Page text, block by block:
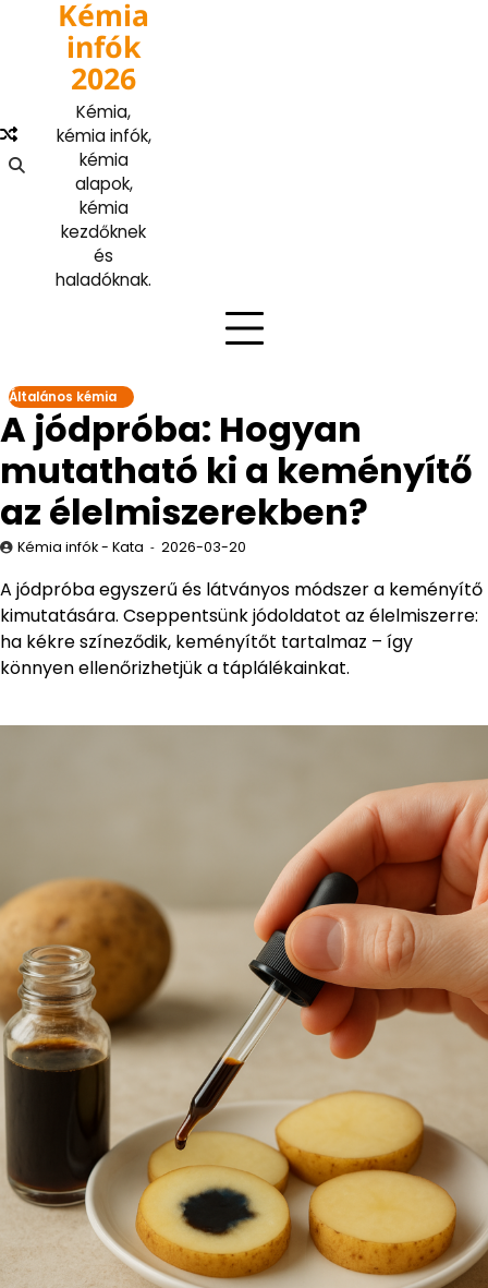
Kémia
infók
2026
Kémia,
kémia infók,
kémia
alapok,
kémia
kezdőknek
és
haladóknak.
Általános kémia
A jódpróba: Hogyan
mutatható ki a keményítő
az élelmiszerekben?
Kémia infók - Kata 2026-03-20
A jódpróba egyszerű és látványos módszer a keményítő
kimutatására. Cseppentsünk jódoldatot az élelmiszerre:
ha kékre színeződik, keményítőt tartalmaz – így
könnyen ellenőrizhetjük a táplálékainkat.